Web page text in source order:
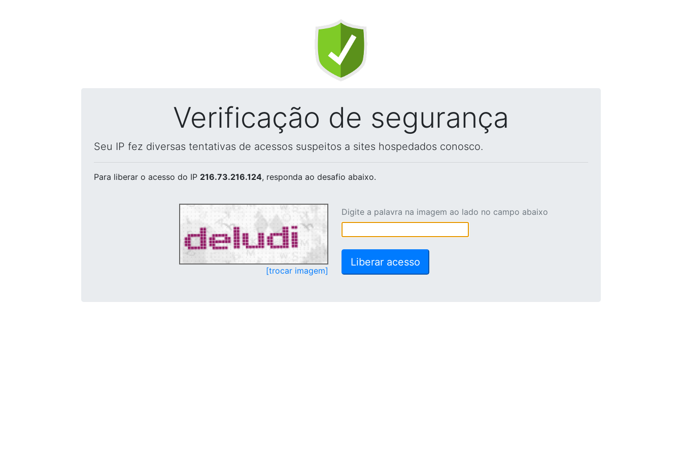
Verificação de segurança
Seu IP fez diversas tentativas de acessos suspeitos a sites hospedados conosco.
Para liberar o acesso do IP 216.73.216.124, responda ao desafio abaixo.
[trocar imagem]
Digite a palavra na imagem ao lado no campo abaixo